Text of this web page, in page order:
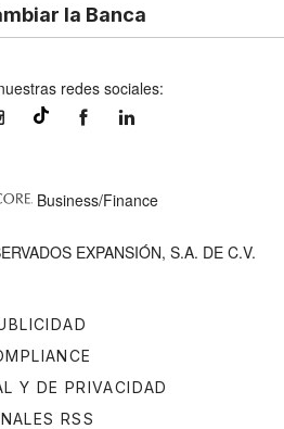
la Banca
Y DE PRIVACIDAD
RSS
redes sociales:
expansionmx ExpansionMex
Business/Finance
EXPANSIÓN, S.A. DE C.V.